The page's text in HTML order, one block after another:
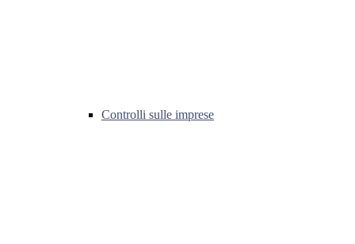
Controlli sulle imprese